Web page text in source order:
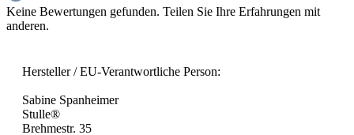
Keine Bewertungen gefunden. Teilen Sie Ihre Erfahrungen mit
anderen.
Hersteller / EU-Verantwortliche Person:
Sabine Spanheimer
Stulle®
Brehmestr. 35